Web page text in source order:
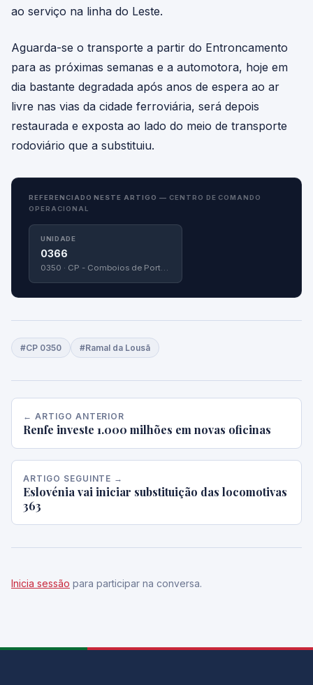
ao serviço na linha do Leste.
Aguarda-se o transporte a partir do Entroncamento
para as próximas semanas e a automotora, hoje em
dia bastante degradada após anos de espera ao ar
livre nas vias da cidade ferroviária, será depois
restaurada e exposta ao lado do meio de transporte
rodoviário que a substituiu.
REFERENCIADO NESTE ARTIGO — CENTRO DE COMANDO
OPERACIONAL
UNIDADE
0366
0350 · CP - Comboios de Portugal
#CP 0350 #Ramal da Lousã
← ARTIGO ANTERIOR
Renfe investe 1.000 milhões em novas oficinas
ARTIGO SEGUINTE →
Eslovénia vai iniciar substituição das locomotivas
363
Inicia sessão para participar na conversa.